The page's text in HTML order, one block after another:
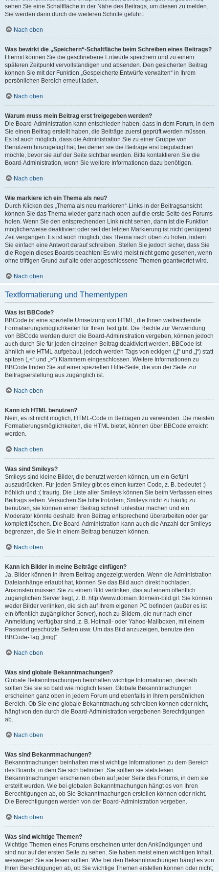
sehen Sie eine Schaltfläche in der Nähe des Beitrags, um diesen zu melden.
Sie werden dann durch die weiteren Schritte geführt.
Nach oben
Was bewirkt die „Speichern“-Schaltfläche beim Schreiben eines Beitrags?
Hiermit können Sie die geschriebene Entwürfe speichern und zu einem
späteren Zeitpunkt vervollständigen und absenden. Den gesicherten Beitrag
können Sie mit der Funktion „Gespeicherte Entwürfe verwalten“ in Ihrem
persönlichen Bereich erneut laden.
Nach oben
Warum muss mein Beitrag erst freigegeben werden?
Die Board-Administration kann entschieden haben, dass in dem Forum, in dem
Sie einen Beitrag erstellt haben, die Beiträge zuerst geprüft werden müssen.
Es ist auch möglich, dass die Administration Sie zu einer Gruppe von
Benutzern hinzugefügt hat, bei denen sie die Beiträge erst begutachten
möchte, bevor sie auf der Seite sichtbar werden. Bitte kontaktieren Sie die
Board-Administration, wenn Sie weitere Informationen dazu benötigen.
Nach oben
Wie markiere ich ein Thema als neu?
Durch Klicken des „Thema als neu markieren“-Links in der Beitragsansicht
können Sie das Thema wieder ganz nach oben auf die erste Seite des Forums
holen. Wenn Sie den entsprechenden Link nicht sehen, dann ist die Funktion
möglicherweise deaktiviert oder seit der letzten Markierung ist nicht genügend
Zeit vergangen. Es ist auch möglich, das Thema nach oben zu holen, indem
Sie einfach eine Antwort darauf schreiben. Stellen Sie jedoch sicher, dass Sie
die Regeln dieses Boards beachten! Es wird meist nicht gerne gesehen, wenn
ohne triftigen Grund auf alte oder abgeschlossene Themen geantwortet wird.
Nach oben
Textformatierung und Thementypen
Was ist BBCode?
BBCode ist eine spezielle Umsetzung von HTML, die Ihnen weitreichende
Formatierungsmöglichkeiten für Ihren Text gibt. Die Rechte zur Verwendung
von BBCode werden durch die Board-Administration vergeben, können jedoch
auch durch Sie für jeden einzelnen Beitrag deaktiviert werden. BBCode ist
ähnlich wie HTML aufgebaut, jedoch werden Tags von eckigen („[“ und „]“) statt
spitzen („<“ und „>“) Klammern eingeschlossen. Weitere Informationen zu
BBCode finden Sie auf einer speziellen Hilfe-Seite, die von der Seite zur
Beitragserstellung aus zugänglich ist.
Nach oben
Kann ich HTML benutzen?
Nein, es ist nicht möglich, HTML-Code in Beiträgen zu verwenden. Die meisten
Formatierungsmöglichkeiten, die HTML bietet, können über BBCode erreicht
werden.
Nach oben
Was sind Smileys?
Smileys sind kleine Bilder, die benutzt werden können, um ein Gefühl
auszudrücken. Für jeden Smiley gibt es einen kurzen Code, z. B. bedeutet :)
fröhlich und :( traurig. Die Liste aller Smileys können Sie beim Verfassen eines
Beitrags sehen. Versuchen Sie bitte trotzdem, Smileys nicht zu häufig zu
benutzen, sie können einen Beitrag schnell unlesbar machen und ein
Moderator könnte deshalb Ihren Beitrag entsprechend überarbeiten oder gar
komplett löschen. Die Board-Administration kann auch die Anzahl der Smileys
begrenzen, die Sie in einem Beitrag benutzen können.
Nach oben
Kann ich Bilder in meine Beiträge einfügen?
Ja, Bilder können in Ihrem Beitrag angezeigt werden. Wenn die Administration
Dateianhänge erlaubt hat, können Sie das Bild auch direkt hochladen.
Ansonsten müssen Sie zu einem Bild verlinken, das auf einem öffentlich
zugänglichen Server liegt, z. B. http://www.domain.tld/mein-bild.gif. Sie können
weder Bilder verlinken, die sich auf Ihrem eigenen PC befinden (außer es ist
ein öffentlich zugänglicher Server), noch zu Bildern, die nur nach einer
Anmeldung verfügbar sind, z. B. Hotmail- oder Yahoo-Mailboxen, mit einem
Passwort geschützte Seiten usw. Um das Bild anzuzeigen, benutze den
BBCode-Tag „[img]“.
Nach oben
Was sind globale Bekanntmachungen?
Globale Bekanntmachungen beinhalten wichtige Informationen, deshalb
sollten Sie sie so bald wie möglich lesen. Globale Bekanntmachungen
erscheinen ganz oben in jedem Forum und ebenfalls in Ihrem persönlichen
Bereich. Ob Sie eine globale Bekanntmachung schreiben können oder nicht,
hängt von den durch die Board-Administration vergebenen Berechtigungen
ab.
Nach oben
Was sind Bekanntmachungen?
Bekanntmachungen beinhalten meist wichtige Informationen zu dem Bereich
des Boards, in dem Sie sich befinden. Sie sollten sie stets lesen.
Bekanntmachungen erscheinen oben auf jeder Seite des Forums, in dem sie
erstellt wurden. Wie bei globalen Bekanntmachungen hängt es von Ihren
Berechtigungen ab, ob Sie Bekanntmachungen erstellen können oder nicht.
Die Berechtigungen werden von der Board-Administration vergeben.
Nach oben
Was sind wichtige Themen?
Wichtige Themen eines Forums erscheinen unter den Ankündigungen und
sind nur auf der ersten Seite zu sehen. Sie haben meist einen wichtigen Inhalt,
weswegen Sie sie lesen sollten. Wie bei den Bekanntmachungen hängt es von
Ihren Berechtigungen ab, ob Sie wichtige Themen erstellen können oder nicht;